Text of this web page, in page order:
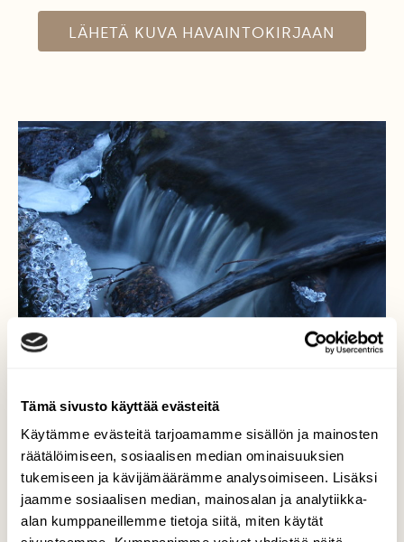
Tämä sivusto käyttää evästeitä
Käytämme evästeitä tarjoamamme sisällön ja mainosten
räätälöimiseen, sosiaalisen median ominaisuuksien
tukemiseen ja kävijämäärämme analysoimiseen. Lisäksi
jaamme sosiaalisen median, mainosalan ja analytiikka-
alan kumppaneillemme tietoja siitä, miten käytät
LÄHETÄ KUVA HAVAINTOKIRJAAN